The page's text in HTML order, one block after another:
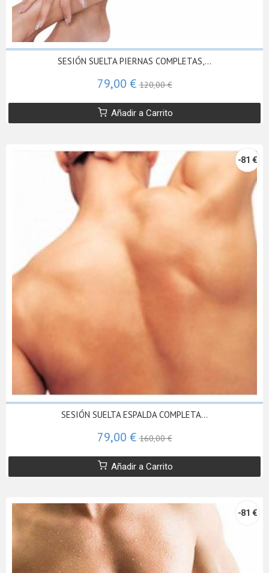
SESIÓN SUELTA PIERNAS COMPLETAS,...
79,00 €120,00 €
Añadir a Carrito
-81 €
SESIÓN SUELTA ESPALDA COMPLETA...
79,00 €160,00 €
Añadir a Carrito
-81 €